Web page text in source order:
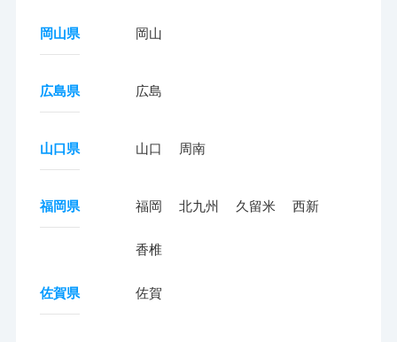
岡山県 岡山
広島県 広島
山口県 山口 周南
福岡県 福岡 北九州 久留米 西新
香椎
佐賀県 佐賀